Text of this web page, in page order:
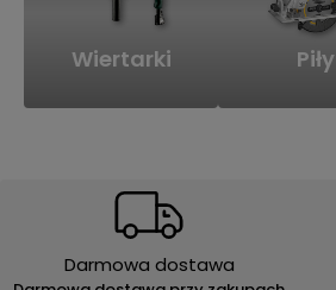
Wiertarki Piły
Darmowa dostawa